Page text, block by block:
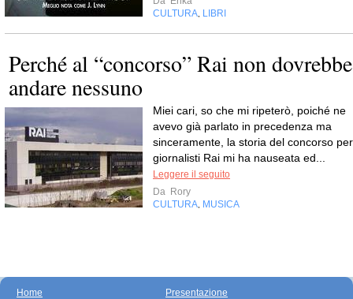
CULTURA LIBRI
Perché al “concorso” Rai non dovrebbe
andare nessuno
Miei cari, so che mi ripeterò, poiché ne
avevo già parlato in precedenza ma
sinceramente, la storia del concorso per
giornalisti Rai mi ha nauseata ed...
Leggere il seguito
Da Rory
CULTURA MUSICA
Home Presentazione